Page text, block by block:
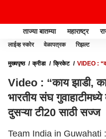
ताज्या बातम्या महाराष्ट्र
लाईव्ह स्कोर वेळापत्रक रिझल्ट
मुख्यपृष्ठ क्रीडा क्रिकेट
VIDEO :
Video : “काय झाडी,
भारतीय संघ
दुसऱ्या टी20 साठी सज्ज
Team India in Guwahati :